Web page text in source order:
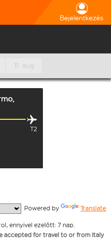
Bejelentkezés
11. aug
T2
Powered by Translate
ennyivel ezelőtt: 7 nap.
accepted for travel to or from Italy